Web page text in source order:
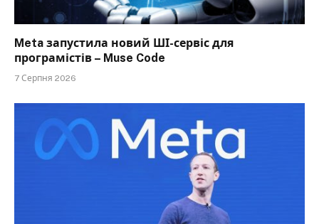
Meta запустила новий ШІ-сервіс для
програмістів – Muse Code
7 Серпня 2026